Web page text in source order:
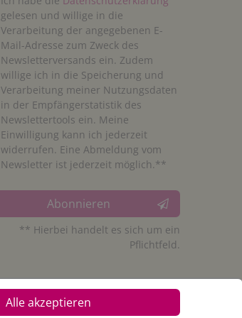
gelesen und willige in die
Verarbeitung der angegebenen E-
Mail-Adresse zum Zweck des
Newsletterversands ein. Zudem
willige ich in die Speicherung und
Verarbeitung meiner Nutzungsdaten
in der Empfängerstatistik des
Newslettertools ein. Meine
Einwilligung kann ich jederzeit
widerrufen. Eine Abmeldung vom
Newsletter ist jederzeit möglich.**
Abonnieren
** Hierbei handelt es sich um ein
Pflichtfeld.
Alle akzeptieren